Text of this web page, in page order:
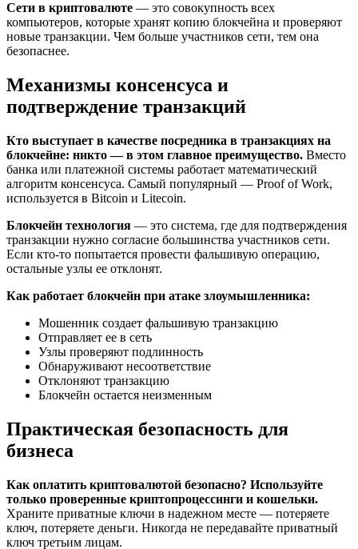
Сети в криптовалюте — это совокупность всех
компьютеров, которые хранят копию блокчейна и проверяют
новые транзакции. Чем больше участников сети, тем она
безопаснее.
Механизмы консенсуса и
подтверждение транзакций
Кто выступает в качестве посредника в транзакциях на
блокчейне: никто — в этом главное преимущество. Вместо
банка или платежной системы работает математический
алгоритм консенсуса. Самый популярный — Proof of Work,
используется в Bitcoin и Litecoin.
Блокчейн технология — это система, где для подтверждения
транзакции нужно согласие большинства участников сети.
Если кто-то попытается провести фальшивую операцию,
остальные узлы ее отклонят.
Как работает блокчейн при атаке злоумышленника:
Мошенник создает фальшивую транзакцию
Отправляет ее в сеть
Узлы проверяют подлинность
Обнаруживают несоответствие
Отклоняют транзакцию
Блокчейн остается неизменным
Практическая безопасность для
бизнеса
Как оплатить криптовалютой безопасно? Используйте
только проверенные криптопроцессинги и кошельки.
Храните приватные ключи в надежном месте — потеряете
ключ, потеряете деньги. Никогда не передавайте приватный
ключ третьим лицам.